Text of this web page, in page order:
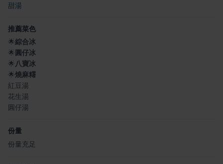
甜湯
推薦菜色
🌟綜合冰
🌟 圓仔冰
🌟八寶冰
🌟燒麻糬
紅豆湯
花生湯
圓仔湯
份量
份量充足